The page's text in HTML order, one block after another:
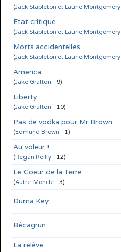
(Jack Stapleton et Laurie Montgomery
Etat critique
(Jack Stapleton et Laurie Montgomery
Morts accidentelles
(Jack Stapleton et Laurie Montgomery
America
(Jake Grafton - 9)
Liberty
(Jake Grafton - 10)
Pas de vodka pour Mr Brown
(Edmund Brown - 1)
Au voleur !
(Regan Reilly - 12)
Le Coeur de la Terre
(Autre-Monde - 3)
Duma Key
Bécagrun
La relève